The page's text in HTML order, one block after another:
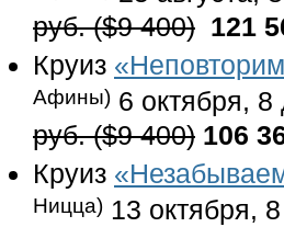
руб. ($9 400) 121
Круиз
Афины) 6 октября,
руб. ($9 400) 106
Круиз
Ницца) 13 октября,